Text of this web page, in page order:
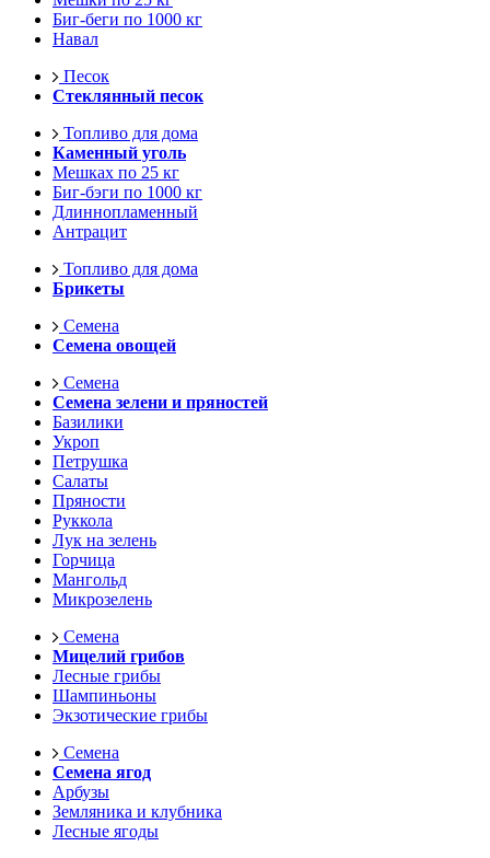
Биг-беги по 1000 кг
Навал
Песок
Стеклянный песок
Топливо для дома
Каменный уголь
Мешках по 25 кг
Биг-бэги по 1000 кг
Длиннопламенный
Антрацит
Топливо для дома
Брикеты
Семена
Семена овощей
Семена
Семена зелени и пряностей
Базилики
Укроп
Петрушка
Салаты
Пряности
Руккола
Лук на зелень
Горчица
Мангольд
Микрозелень
Семена
Мицелий грибов
Лесные грибы
Шампиньоны
Экзотические грибы
Семена
Семена ягод
Арбузы
Земляника и клубника
Лесные ягоды